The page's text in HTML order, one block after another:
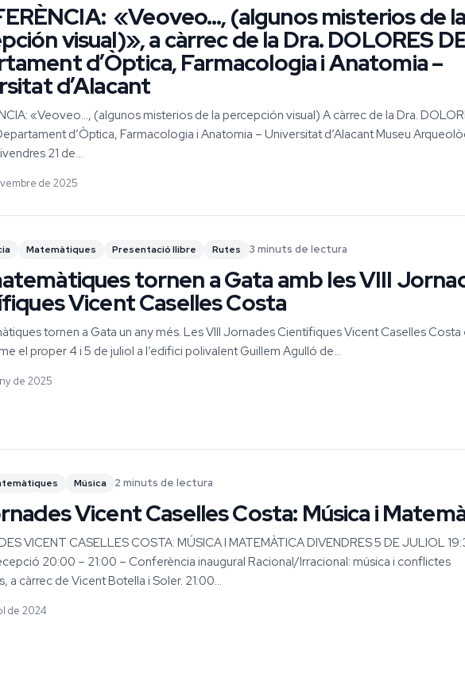
«Veoveo…, (algunos misterios de
visual)», a càrrec de la Dra. DOLORES
d’Òptica, Farmacologia i Anatomia –
d’Alacant
«Veoveo…, (algunos misterios de la percepción visual) A càrrec de la Dra.
d’Òptica, Farmacologia i Anatomia – Universitat d’Alacant Museu
21 de...
de 2025
Matemàtiques Presentació llibre Rutes 3 minuts de lectura
tornen a Gata amb les VIII
Vicent Caselles Costa
tornen a Gata un any més. Les VIII Jornades Científiques Vicent Caselles Costa
el proper 4 i 5 de juliol a l’edifici polivalent Guillem Agulló de...
de 2025
Música 2 minuts de lectura
Vicent Caselles Costa: Música i
VICENT CASELLES COSTA: MÚSICA I MATEMÀTICA DIVENDRES 5 DE JULIOL
20:00 – 21:00 – Conferència inaugural Racional/Irracional: música i conflictes
a càrrec de Vicent Botella i Soler. 21:00...
de 2024